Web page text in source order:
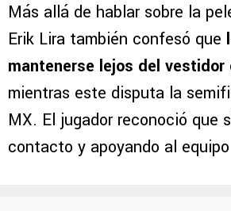
Más allá de hablar sobre la
Erik Lira también confesó que
mantenerse lejos del vestidor
mientras este disputa la
MX. El jugador reconoció que
contacto y apoyando al